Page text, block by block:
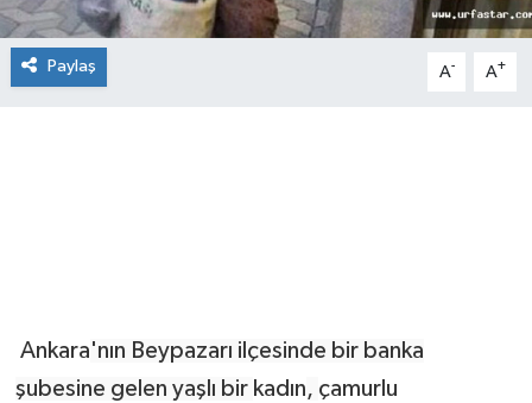
Paylaş A- A+
Ankara'nın Beypazarı ilçesinde bir banka
şubesine gelen yaşlı bir kadın, çamurlu